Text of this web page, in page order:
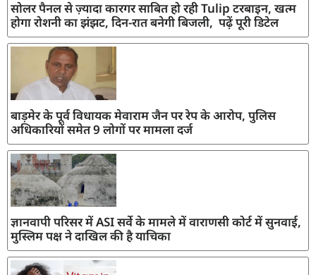
सोलर पैनल से ज़्यादा कारगर साबित हो रही Tulip टरबाइन, खत्म
होगा रोशनी का झंझट, दिन-रात बनेगी बिजली, पढ़ें पूरी डिटेल
बाड़मेर के पूर्व विधायक मेवाराम जैन पर रेप के आरोप, पुलिस
अधिकारियों समेत 9 लोगों पर मामला दर्ज
ज्ञानवापी परिसर में ASI सर्वे के मामले में वाराणसी कोर्ट में सुनवाई,
मुस्लिम पक्ष ने दाखिल की है याचिका